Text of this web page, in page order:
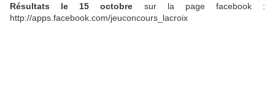
Résultats le 15 octobre sur la page facebook:
http://apps.facebook.com/jeuconcours_lacroix